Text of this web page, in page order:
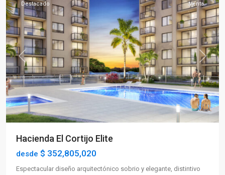
Previous Next
Destacado Venta
Hacienda El Cortijo Elite
desde $ 352,805,020
Espectacular diseño arquitectónico sobrio y elegante, distintivo